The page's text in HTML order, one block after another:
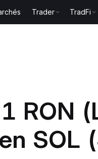
Trader TradFi
RON
SOL